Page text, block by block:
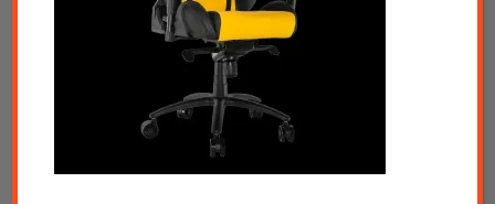
ტელევიზორები & აქსესუარები
აუდიო & ვიდეო
კონსოლები & აქსესუარები